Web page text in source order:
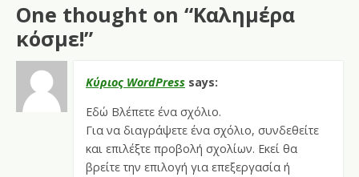
One thought on “Καλημέρα
κόσμε!”
Κύριος WordPress says:
Εδώ Βλέπετε ένα σχόλιο.
Για να διαγράψετε ένα σχόλιο, συνδεθείτε
και επιλέξτε προβολή σχολίων. Εκεί θα
βρείτε την επιλογή για επεξεργασία ή